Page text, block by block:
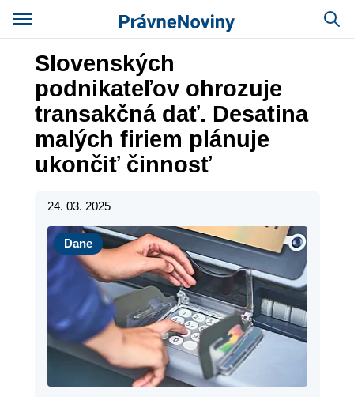
Slovenských
podnikateľov ohrozuje
transakčná dať. Desatina
malých firiem plánuje
ukončiť činnosť
24. 03. 2025
Dane
Dane